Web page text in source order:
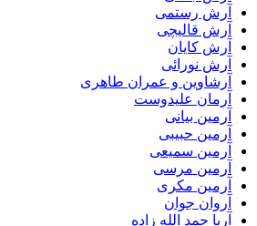
آرش رستمی
آرش قالیچی
آرش کایان
آرش نورائی
آرشاوین و عمران طاهری
آرمان علیدوست
آرمین بیانی
آرمین حبیبی
آرمین سمیعی
آرمین مرسی
آرمین مکری
آروان جوان
آریا حمد الله زاده